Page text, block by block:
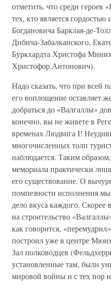
отметить, что среди героев
тех, кто является
Богдановича Барклая-де-
Дибича-Забалканского,
Буркхардта Христофа
Христофор Антонович).
Надо сказать, что при всей
его воплощение оставляет
добраться до «Валгаллы»
конечно, вы не живете в
временах Людвига I!
многочисленных толп
наблюдается. Таким
мемориала практически
его существование. О
помпезности исполнения
дело вкуса каждого. Скорее
на строительство
как говорится,
построил уже в центре
Зал полководцев
установленные там, были
мировой войны и с тех пор